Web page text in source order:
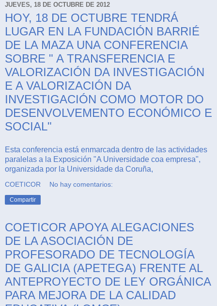
JUEVES, 18 DE OCTUBRE DE 2012
HOY, 18 DE OCTUBRE TENDRÁ
LUGAR EN LA FUNDACIÓN BARRIÉ
DE LA MAZA UNA CONFERENCIA
SOBRE " A TRANSFERENCIA E
VALORIZACIÓN DA INVESTIGACIÓN
E A VALORIZACIÓN DA
INVESTIGACIÓN COMO MOTOR DO
DESENVOLVEMENTO ECONÓMICO E
SOCIAL"
Esta conferencia está enmarcada dentro de las actividades
paralelas a la Exposición "A Universidade coa empresa",
organizada por la Universidade da Coruña,
COETICOR No hay comentarios:
Compartir
COETICOR APOYA ALEGACIONES
DE LA ASOCIACIÓN DE
PROFESORADO DE TECNOLOGÍA
DE GALICIA (APETEGA) FRENTE AL
ANTEPROYECTO DE LEY ORGÁNICA
PARA MEJORA DE LA CALIDAD